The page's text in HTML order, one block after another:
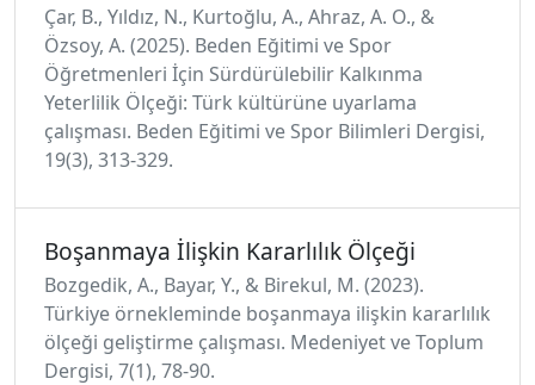
Çar, B., Yıldız, N., Kurtoğlu, A., Ahraz, A. O., &
Özsoy, A. (2025). Beden Eğitimi ve Spor
Öğretmenleri İçin Sürdürülebilir Kalkınma
Yeterlilik Ölçeği: Türk kültürüne uyarlama
çalışması. Beden Eğitimi ve Spor Bilimleri Dergisi,
19(3), 313-329.
Boşanmaya İlişkin Kararlılık Ölçeği
Bozgedik, A., Bayar, Y., & Birekul, M. (2023).
Türkiye örnekleminde boşanmaya ilişkin kararlılık
ölçeği geliştirme çalışması. Medeniyet ve Toplum
Dergisi, 7(1), 78-90.